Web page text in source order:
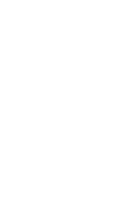
mobilités et biodiversité